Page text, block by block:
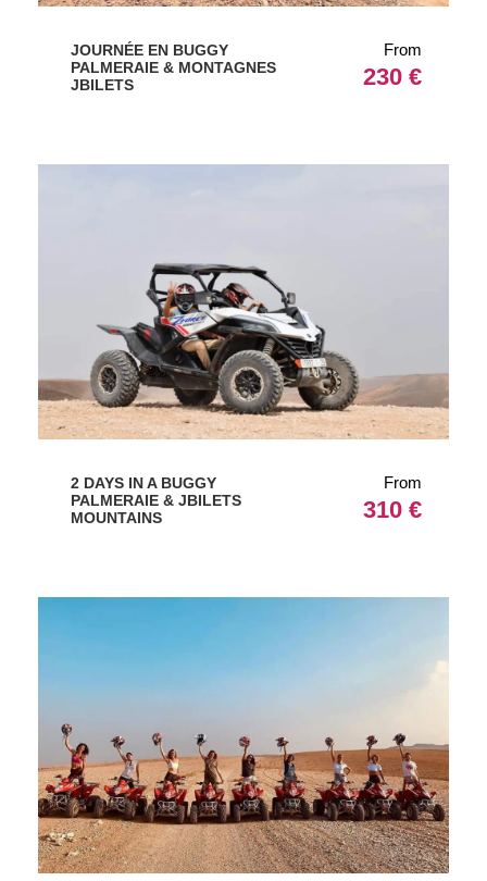
JOURNÉE EN BUGGY
PALMERAIE & MONTAGNES
JBILETS
From
230 €
2 DAYS IN A BUGGY
PALMERAIE & JBILETS
MOUNTAINS
From
310 €